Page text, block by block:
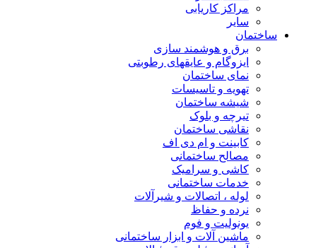
مراکز کاریابی
سایر
ساختمان
برق و هوشمند سازی
ایزوگام و عایقهای رطوبتی
نمای ساختمان
تهویه و تاسیسات
شیشه ساختمان
تیرچه و بلوک
نقاشی ساختمان
کابینت و ام دی اف
مصالح ساختمانی
کاشی و سرامیک
خدمات ساختمانی
لوله ، اتصالات و شیرآلات
نرده و حفاظ
یونولیت و فوم
ماشین آلات و ابزار ساختمانی